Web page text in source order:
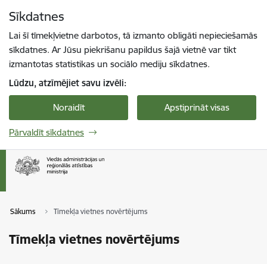
Sīkdatnes
Lai šī tīmekļvietne darbotos, tā izmanto obligāti nepieciešamās
sīkdatnes. Ar Jūsu piekrišanu papildus šajā vietnē var tikt
izmantotas statistikas un sociālo mediju sīkdatnes.
Lūdzu, atzīmējiet savu izvēli:
Noraidīt Apstiprināt visas
Pārvaldīt sīkdatnes
Sākums Tīmekļa vietnes novērtējums
Tīmekļa vietnes novērtējums